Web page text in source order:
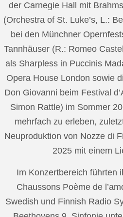
der Carnegie Hall mit
(Orchestra of St. Luke’s, L.:
bei den Münchner
Tannhäuser (R.: Romeo
als Sharpless in Puccinis
Opera House London sowie
Don Giovanni beim Festival
Simon Rattle) im Sommer
mehrfach zu erleben,
Neuproduktion von Nozze di
2025 mit einem
Im Konzertbereich führten
Chaussons Poème de
Swedish und Finnish Radio